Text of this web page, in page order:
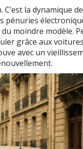
la dynamique
pénuries
moindre modèle.
grâce aux
avec un